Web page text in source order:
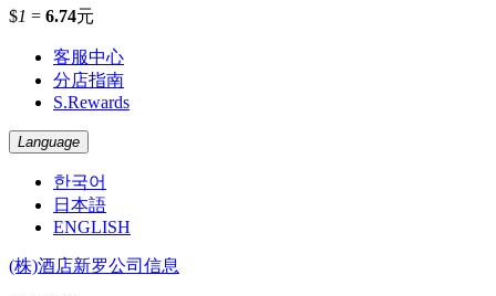
$1 = 6.74元
客服中心
分店指南
S.Rewards
Language
한국어
日本語
ENGLISH
(株)酒店新罗公司信息